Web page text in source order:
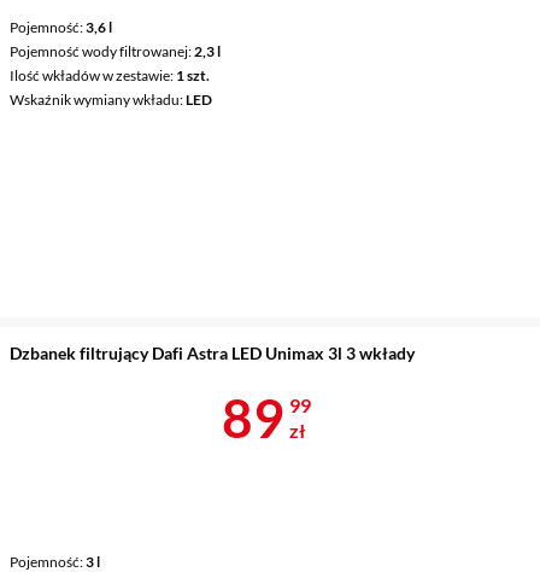
Pojemność 3,6 l
Pojemność wody filtrowanej 2,3 l
Ilość wkładów w zestawie 1 szt.
Wskaźnik wymiany wkładu LED
Dzbanek filtrujący Dafi Astra LED Unimax 3l 3 wkłady
Pojemność 3 l
Cena 89,99
89 99
zł